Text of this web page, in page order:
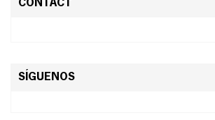
CONTACT
SÍGUENOS